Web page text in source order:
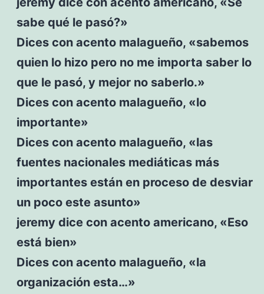
sabe qué le pasó?»
Dices con acento malagueño, «sabemos
quien lo hizo pero no me importa saber lo
que le pasó, y mejor no saberlo.»
Dices con acento malagueño, «lo
importante»
Dices con acento malagueño, «las
fuentes nacionales mediáticas más
importantes están en proceso de desviar
un poco este asunto»
jeremy dice con acento americano, «Eso
está bien»
Dices con acento malagueño, «la
organización esta…»